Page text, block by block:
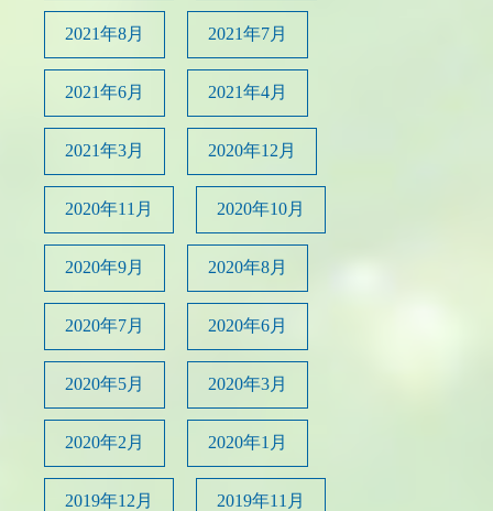
2021年8月 2021年7月
2021年6月 2021年4月
2021年3月 2020年12月
2020年11月 2020年10月
2020年9月 2020年8月
2020年7月 2020年6月
2020年5月 2020年3月
2020年2月 2020年1月
2019年12月 2019年11月